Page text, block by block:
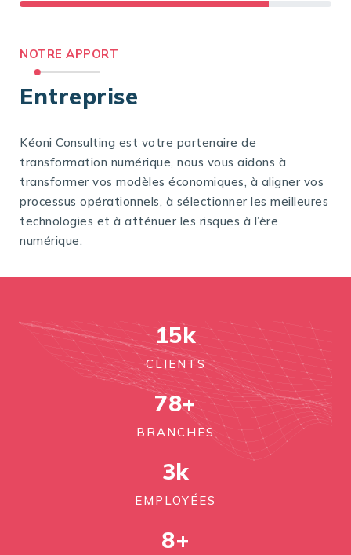
NOTRE APPORT
Entreprise
Kéoni Consulting est votre partenaire de
transformation numérique, nous vous aidons à
transformer vos modèles économiques, à aligner vos
processus opérationnels, à sélectionner les meilleures
technologies et à atténuer les risques à l’ère
numérique.
15k
CLIENTS
78+
BRANCHES
3k
EMPLOYÉES
8+